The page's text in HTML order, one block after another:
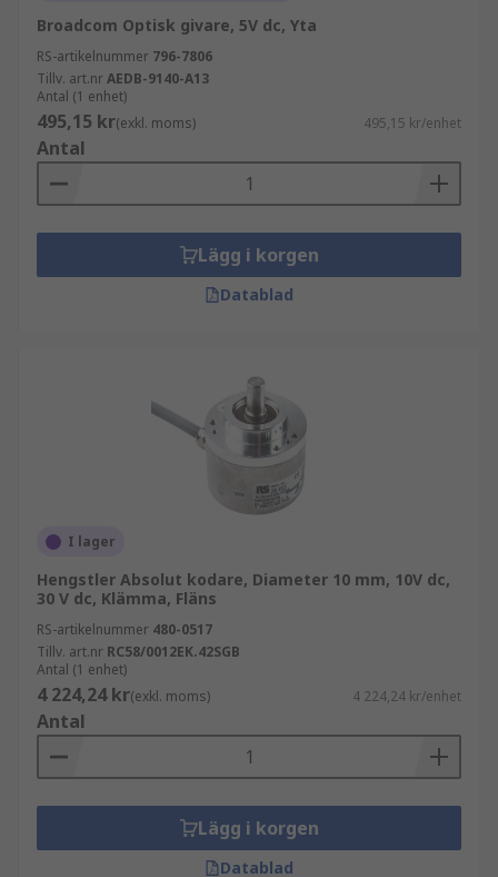
Broadcom Optisk givare, 5V dc, Yta
RS-artikelnummer 796-7806
Tillv. art.nrAEDB-9140-A13
Antal (1 enhet)
495,15 kr(exkl. moms) 495,15 kr/enhet
Antal
Lägg i korgen
Datablad
I lager
Hengstler Absolut kodare, Diameter 10 mm, 10V dc,
30 V dc, Klämma, Fläns
RS-artikelnummer 480-0517
Tillv. art.nr RC58/0012EK.42SGB
Antal (1 enhet)
4 224,24 kr(exkl. moms) 4 224,24 kr/enhet
Antal
Lägg i korgen
Datablad